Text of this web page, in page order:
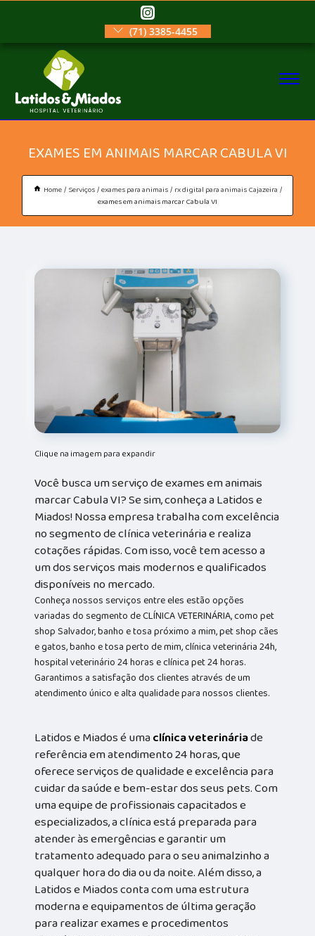
(71) 3385-4455
EXAMES EM ANIMAIS MARCAR CABULA VI
Home Serviços exames para animais rx digital para animais Cajazeira
exames em animais marcar Cabula VI
Clique na imagem para expandir
Você busca um serviço de exames em animais
marcar Cabula VI? Se sim, conheça a Latidos e
Miados! Nossa empresa trabalha com excelência
no segmento de clínica veterinária e realiza
cotações rápidas. Com isso, você tem acesso a
um dos serviços mais modernos e qualificados
disponíveis no mercado.
Conheça nossos serviços entre eles estão opções
variadas do segmento de CLÍNICA VETERINÁRIA, como pet
shop Salvador, banho e tosa próximo a mim, pet shop cães
e gatos, banho e tosa perto de mim, clínica veterinária 24h,
hospital veterinário 24 horas e clínica pet 24 horas.
Garantimos a satisfação dos clientes através de um
atendimento único e alta qualidade para nossos clientes.
Latidos e Miados é umaclínica veterináriade
referência em atendimento 24 horas, que
oferece serviços de qualidade e excelência para
cuidar da saúde e bem-estar dos seus pets. Com
uma equipe de profissionais capacitados e
especializados, a clínica está preparada para
atender às emergências e garantir um
tratamento adequado para o seu animalzinho a
qualquer hora do dia ou da noite. Além disso, a
Latidos e Miados conta com uma estrutura
moderna e equipamentos de última geração
para realizar exames e procedimentos